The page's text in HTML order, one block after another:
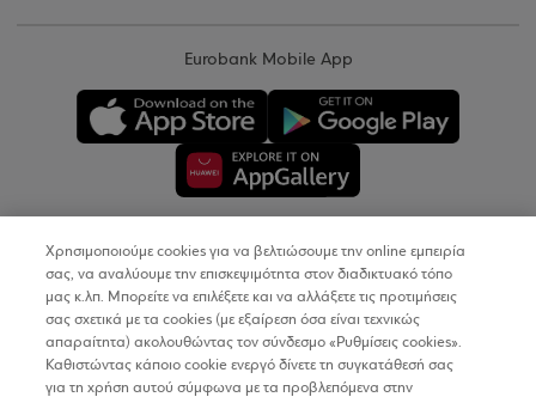
Eurobank Mobile App
Copyright © 2026
Όροι Χρήσης
Προσωπικά Δεδομένα στον Διαδικτυακό Τόπο
Χρησιμοποιούμε cookies για να βελτιώσουμε την online εμπειρία
σας, να αναλύουμε την επισκεψιμότητα στον διαδικτυακό τόπο
μας κ.λπ. Μπορείτε να επιλέξετε και να αλλάξετε τις προτιμήσεις
σας σχετικά με τα cookies (με εξαίρεση όσα είναι τεχνικώς
απαραίτητα) ακολουθώντας τον σύνδεσμο «Ρυθμίσεις cookies».
Καθιστώντας κάποιο cookie ενεργό δίνετε τη συγκατάθεσή σας
για τη χρήση αυτού σύμφωνα με τα προβλεπόμενα στην